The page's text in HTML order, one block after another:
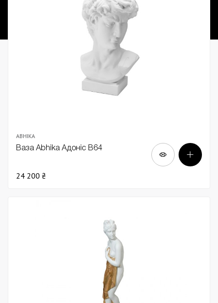
ABHIKA
Ваза Abhika Адоніс В64
24 200 ₴